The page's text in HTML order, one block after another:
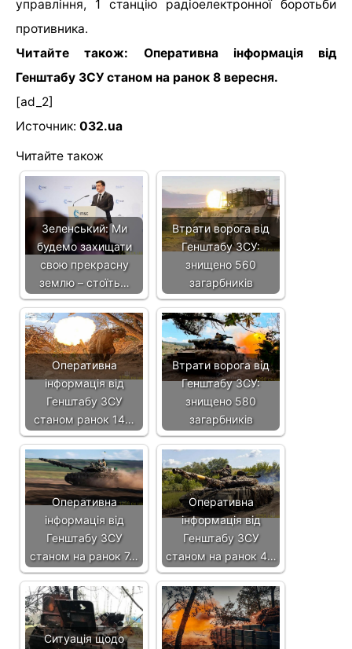
управління, 1 станцію радіоелектронної боротьби
противника.
Читайте також: Оперативна інформація від
Генштабу ЗСУ станом на ранок 8 вересня.
[ad_2]
Источник: 032.ua
Читайте також
Зеленський: Ми
будемо захищати
свою прекрасну
землю – стоїть…
Втрати ворога від
Генштабу ЗСУ:
знищено 560
загарбників
Оперативна
інформація від
Генштабу ЗСУ
станом ранок 14…
Втрати ворога від
Генштабу ЗСУ:
знищено 580
загарбників
Оперативна
інформація від
Генштабу ЗСУ
станом на ранок 7…
Оперативна
інформація від
Генштабу ЗСУ
станом на ранок 4…
Ситуація щодо